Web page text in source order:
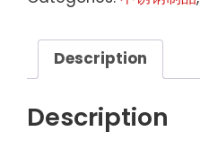
Description
Description